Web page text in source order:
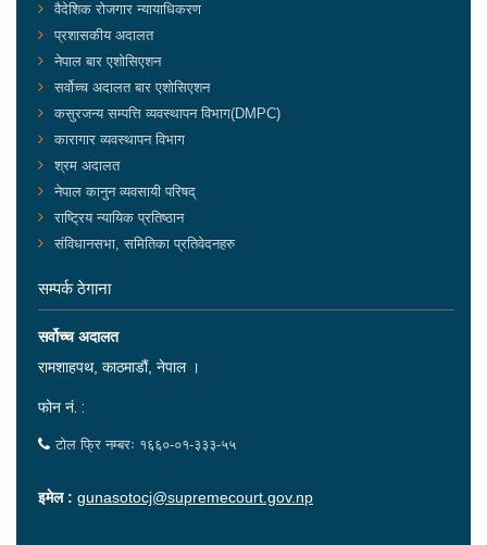
वैदेशिक रोजगार न्यायाधिकरण
प्रशासकीय अदालत
नेपाल बार एशोसिएशन
सर्वोच्च अदालत बार एशोसिएशन
कसुरजन्य सम्पत्ति व्यवस्थापन विभाग(DMPC)
कारागार व्यवस्थापन विभाग
श्रम अदालत
नेपाल कानुन व्यवसायी परिषद्
राष्ट्रिय न्यायिक प्रतिष्ठान
संविधानसभा, समितिका प्रतिवेदनहरु
सम्पर्क ठेगाना
सर्वोच्च अदालत
रामशाहपथ, काठमाडौं, नेपाल ।
फोन नं. :
टोल फ्रि नम्बरः १६६०-०१-३३३-५५
इमेल : gunasotocj@supremecourt.gov.np